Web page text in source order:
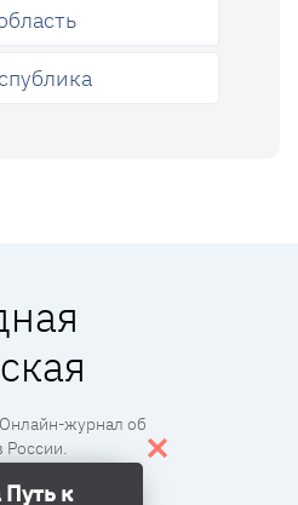
журнал об
России.
к